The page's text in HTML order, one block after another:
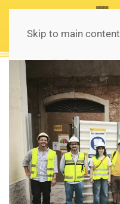
Skip to main content